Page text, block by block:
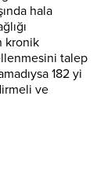
hala
kronik
talep
182 yi
ve